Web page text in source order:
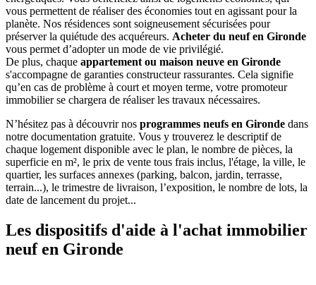
vous permettent de réaliser des économies tout en agissant pour la
planète. Nos résidences sont soigneusement sécurisées pour
préserver la quiétude des acquéreurs. Acheter du neuf en Gironde
vous permet d’adopter un mode de vie privilégié.
De plus, chaque appartement ou maison neuve en Gironde
s'accompagne de garanties constructeur rassurantes. Cela signifie
qu’en cas de problème à court et moyen terme, votre promoteur
immobilier se chargera de réaliser les travaux nécessaires.
N’hésitez pas à découvrir nos programmes neufs en Gironde dans
notre documentation gratuite. Vous y trouverez le descriptif de
chaque logement disponible avec le plan, le nombre de pièces, la
superficie en m², le prix de vente tous frais inclus, l'étage, la ville, le
quartier, les surfaces annexes (parking, balcon, jardin, terrasse,
terrain...), le trimestre de livraison, l’exposition, le nombre de lots, la
date de lancement du projet...
Les dispositifs d'aide à l'achat immobilier
neuf en Gironde